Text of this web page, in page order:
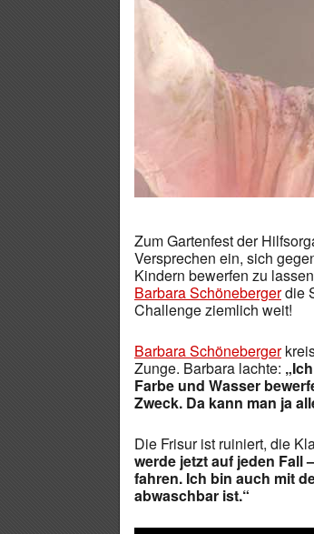
Zum Gartenfest der
Versprechen ein, sich
Kindern bewerfen zu
Barbara Schönebergerdie
Challenge ziemlich weit!
Barbara Schöneberger
Zunge. Barbara lachte:
Farbe und Wasser
Zweck. Da kann man ja
Die Frisur ist ruiniert, die
werde jetzt auf jeden Fall
fahren. Ich bin auch mit
abwaschbar ist.“